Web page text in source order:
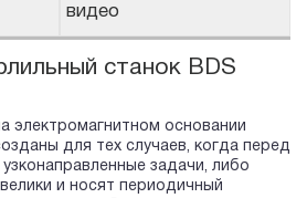
видео
станок BDS
электромагнитном основании
для тех случаев, когда перед
задачи, либо
и носят периодичный